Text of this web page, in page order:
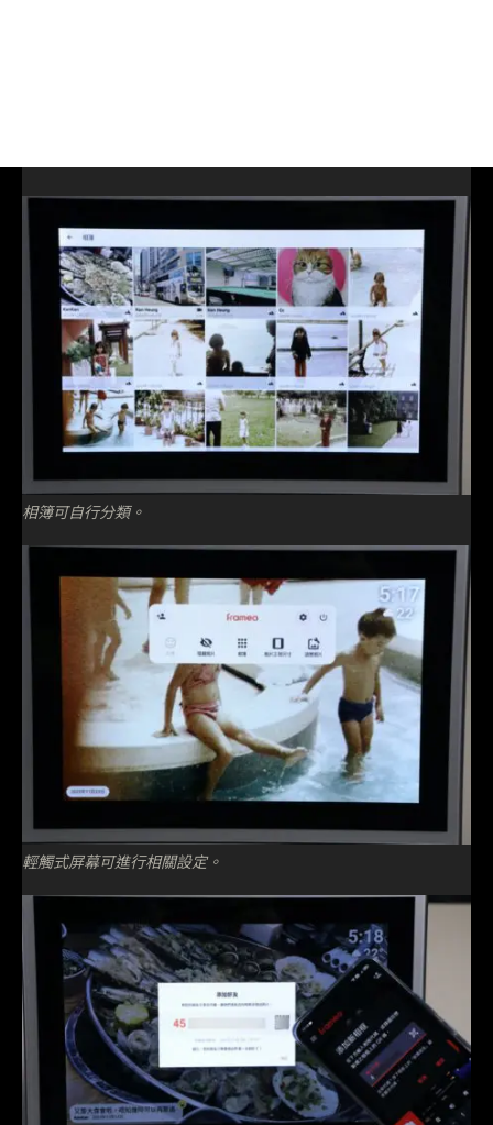
相簿可自行分類。
輕觸式屏幕可進行相關設定。